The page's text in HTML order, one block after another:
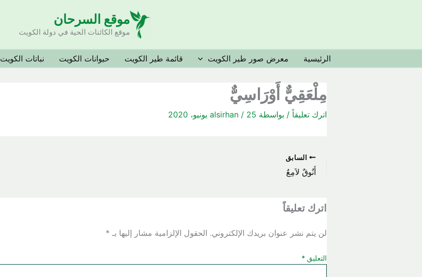
موقع السرحان
موقع الكائنات الحية في دولة الكويت
الرئيسية معرض صور طير الكويت قائمة طير الكويت حيوانات الكويت نباتات الكويت
مِلْعَقِيٌّ أَوْرَاسِيٌّ
اترك تعليقاً / بواسطة alsirhan / 25 يونيو، 2020
السابق
أَنُوقٌ لاَمِعٌ
اترك تعليقاً
لن يتم نشر عنوان بريدك الإلكتروني. الحقول الإلزامية مشار إليها بـ *
التعليق *